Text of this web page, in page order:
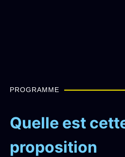
PROGRAMME
Quelle est
proposition